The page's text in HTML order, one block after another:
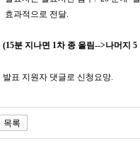
효과적으로 전달.
(15분 지나면 1차 종 울림-->나머지 5
발표 지원자 댓글로 신청요망.
목록